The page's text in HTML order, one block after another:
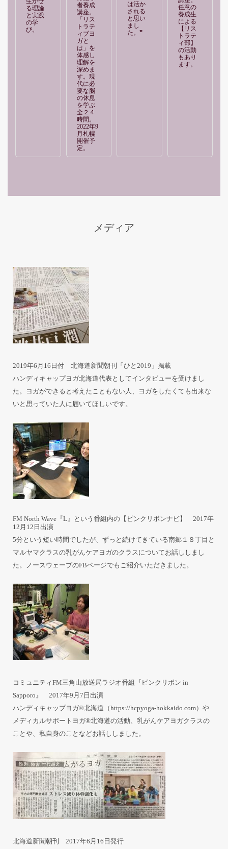
る理論
と実践
の学
び。
者養成
講座。
「リス
トラテ
ィブヨ
ガと
は」を
体感し
理解を
深めま
す。現
代に必
要な脳
の休息
を学ぶ
全２４
時間。
2022年9
月札幌
開催予
定。
は活か
される
と思い
まし
た。❞
任意の
養成生
による
【リス
トラテ
ィ部】
の活動
もあり
ます。
メディア
2019年6月16日付 北海道新聞朝刊「ひと2019」掲載
ハンディキャップヨガ北海道代表としてインタビューを受けまし
た。ヨガができると考えたこともない人、ヨガをしたくても出来な
いと思っていた人に届いてほしいです。
FM North Wave『L』という番組内の【ピンクリボンナビ】 2017年
12月12日出演
5分という短い時間でしたが、ずっと続けてきている南郷１８丁目と
マルヤマクラスの乳がんケアヨガのクラスについてお話ししまし
た。ノースウェーブのFBページでもご紹介いただきました。
コミュニティFM三角山放送局ラジオ番組『ピンクリボン in
Sapporo』 2017年9月7日出演
ハンディキャップヨガ®北海道（https://hcpyoga-hokkaido.com）や
メディカルサポートヨガ®北海道の活動、乳がんケアヨガクラスの
ことや、私自身のことなどお話ししました。
北海道新聞朝刊 2017年6月16日発行